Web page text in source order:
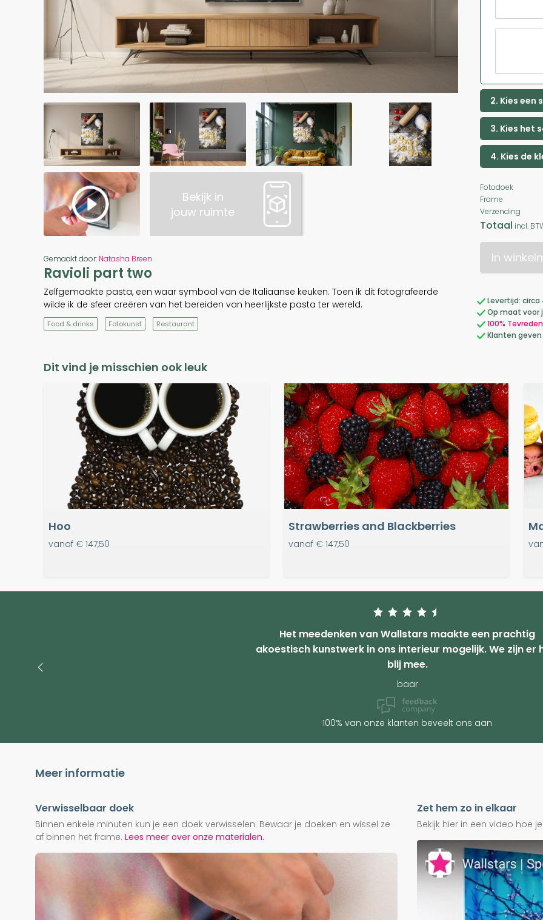
Bekijk in
jouw ruimte
Gemaakt door: Natasha Breen
Ravioli part two
Zelfgemaakte pasta, een waar symbool van de Italiaanse keuken. Toen ik dit fotografeerde
wilde ik de sfeer creëren van het bereiden van heerlijkste pasta ter wereld.
Food & drinks Fotokunst Restaurant
2. Kies een
3. Kies het
4. Kies de
Fotodoek
Frame
Verzending
Totaal incl.
In
Levertijd:
Op maat voor
100%
Klanten
Dit vind je misschien ook leuk
Hoo
vanaf € 147,50
Strawberries and Blackberries
vanaf € 147,50
Het meedenken van Wallstars maakte een prachtig
akoestisch kunstwerk in ons interieur mogelijk. We zijn er
blij mee.
baar
100% van onze klanten beveelt ons aan
Meer informatie
Verwisselbaar doek
Binnen enkele minuten kun je een doek verwisselen. Bewaar je doeken en wissel ze
af binnen het frame. Lees meer over onze materialen.
Zet hem zo in elkaar
Bekijk hier in een video hoe